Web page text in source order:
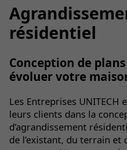
résidentiel
Conception de
évoluer votre
Les Entreprises UNITECH
leurs clients dans la
d’agrandissement
de l’existant, du terrain et